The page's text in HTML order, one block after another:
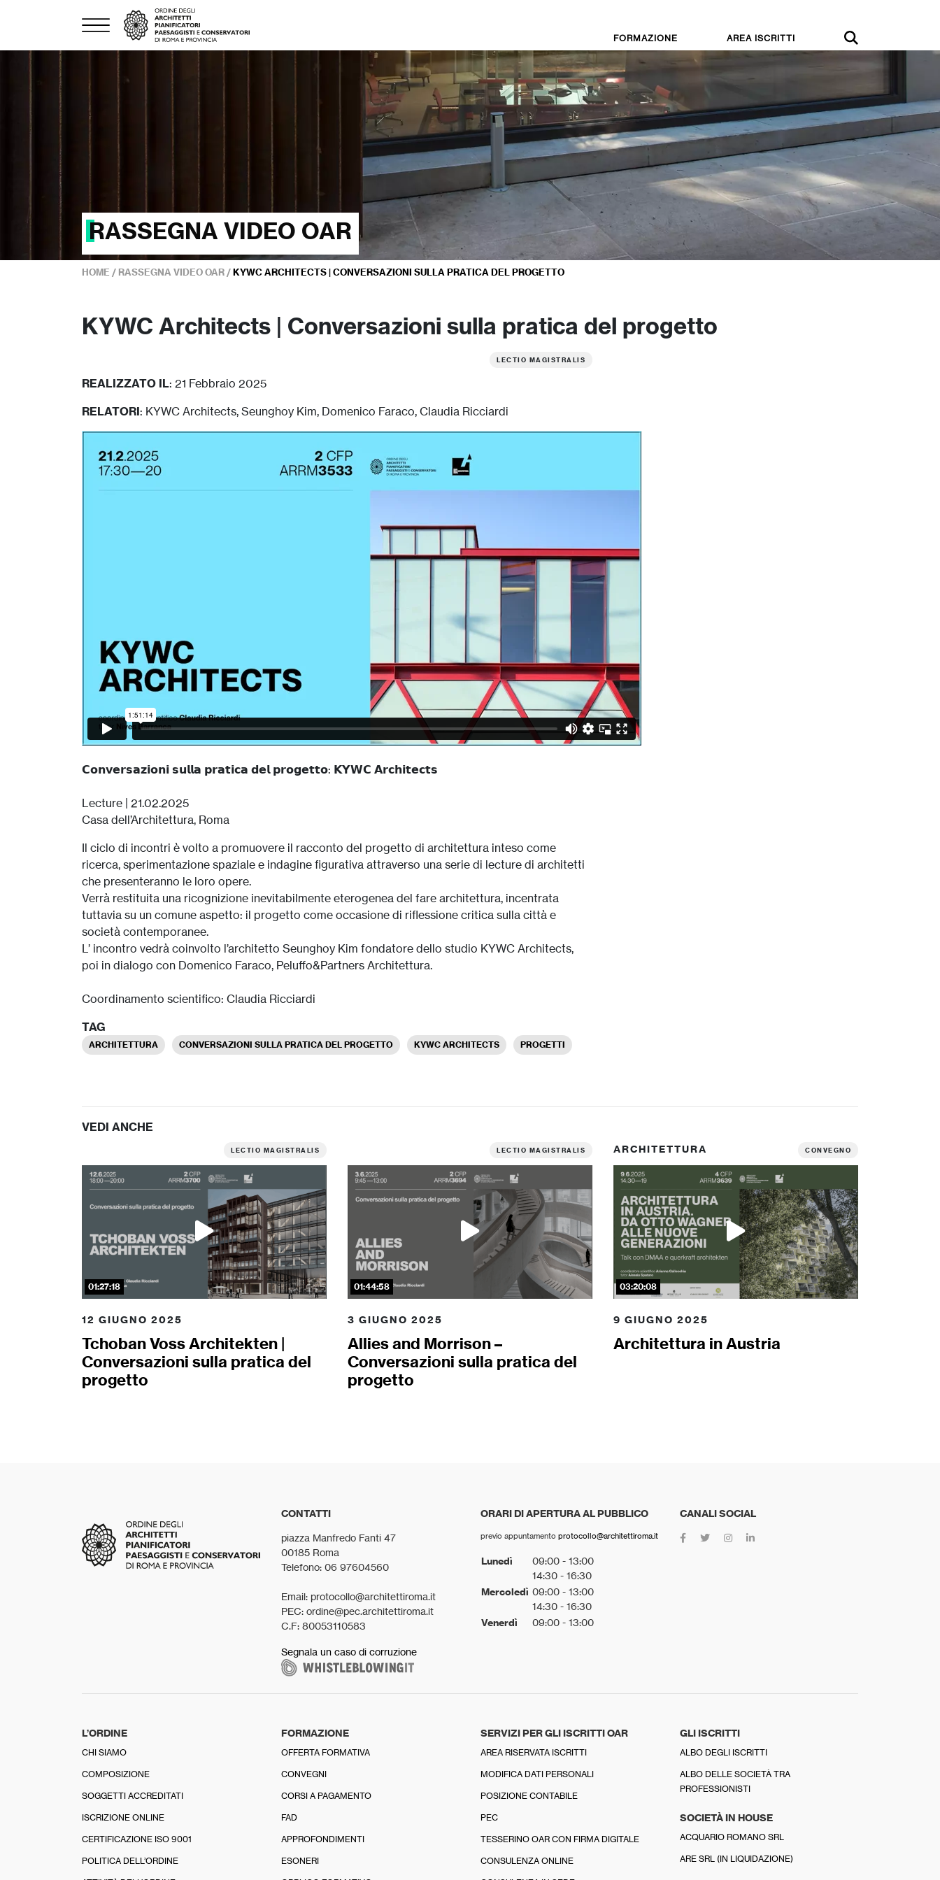
FORMAZIONE AREA ISCRITTI
RASSEGNA VIDEO OAR
HOME / RASSEGNA VIDEO OAR /KYWC ARCHITECTS | CONVERSAZIONI SULLA PRATICA DEL PROGETTO
KYWC Architects | Conversazioni sulla pratica del progetto
LECTIO MAGISTRALIS
REALIZZATO IL: 21 Febbraio 2025
RELATORI: KYWC Architects, Seunghoy Kim, Domenico Faraco, Claudia Ricciardi
𝗖𝗼𝗻𝘃𝗲𝗿𝘀𝗮𝘇𝗶𝗼𝗻𝗶 𝘀𝘂𝗹𝗹𝗮 𝗽𝗿𝗮𝘁𝗶𝗰𝗮 𝗱𝗲𝗹 𝗽𝗿𝗼𝗴𝗲𝘁𝘁𝗼: 𝗞𝗬𝗪𝗖 𝗔𝗿𝗰𝗵𝗶𝘁𝗲𝗰𝘁𝘀
Lecture | 21.02.2025
Casa dell’Architettura, Roma
Il ciclo di incontri è volto a promuovere il racconto del progetto di architettura inteso come
ricerca, sperimentazione spaziale e indagine figurativa attraverso una serie di lecture di architetti
che presenteranno le loro opere.
Verrà restituita una ricognizione inevitabilmente eterogenea del fare architettura, incentrata
tuttavia su un comune aspetto: il progetto come occasione di riflessione critica sulla città e
società contemporanee.
L’ incontro vedrà coinvolto l’architetto Seunghoy Kim fondatore dello studio KYWC Architects,
poi in dialogo con Domenico Faraco, Peluffo&Partners Architettura.
Coordinamento scientifico: Claudia Ricciardi
TAG
ARCHITETTURA CONVERSAZIONI SULLA PRATICA DEL PROGETTO KYWC ARCHITECTS PROGETTI
VEDI ANCHE
LECTIO MAGISTRALIS
01:27:18
12 GIUGNO 2025
Tchoban Voss Architekten |
Conversazioni sulla pratica del
progetto
LECTIO MAGISTRALIS
01:44:58
3 GIUGNO 2025
Allies and Morrison –
Conversazioni sulla pratica del
progetto
ARCHITETTURA CONVEGNO
03:20:08
9 GIUGNO 2025
Architettura in Austria
CONTATTI
piazza Manfredo Fanti 47
00185 Roma
Telefono: 06 97604560
Email: protocollo@architettiroma.it
PEC: ordine@pec.architettiroma.it
C.F: 80053110583
Segnala un caso di corruzione
ORARI DI APERTURA AL PUBBLICO
previo appuntamento protocollo@architettiroma.it
Lunedì
09:00 - 13:00
14:30 - 16:30
Mercoledì 09:00 - 13:00
14:30 - 16:30
Venerdì 09:00 - 13:00
CANALI SOCIAL
L’ORDINE
CHI SIAMO
COMPOSIZIONE
SOGGETTI ACCREDITATI
ISCRIZIONE ONLINE
CERTIFICAZIONE ISO 9001
POLITICA DELL’ORDINE
FORMAZIONE
OFFERTA FORMATIVA
CONVEGNI
CORSI A PAGAMENTO
FAD
APPROFONDIMENTI
ESONERI
SERVIZI PER GLI ISCRITTI OAR
AREA RISERVATA ISCRITTI
MODIFICA DATI PERSONALI
POSIZIONE CONTABILE
PEC
TESSERINO OAR CON FIRMA DIGITALE
CONSULENZA ONLINE
GLI ISCRITTI
ALBO DEGLI ISCRITTI
ALBO DELLE SOCIETÀ TRA
PROFESSIONISTI
SOCIETÀ IN HOUSE
ACQUARIO ROMANO SRL
ARE SRL (IN LIQUIDAZIONE)